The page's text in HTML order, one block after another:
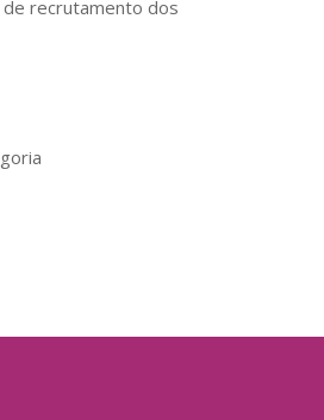
recrutamento dos